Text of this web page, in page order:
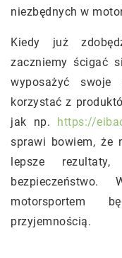
niezbędnych w
Kiedy już
zaczniemy ścigać
wyposażyć
korzystać z
jak np. https://
sprawi bowiem, że
lepsze
motorsportem
przyjemnością.